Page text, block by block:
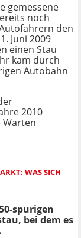
gemessene
noch
den
Juni 2009
einen Stau
kam durch
Autobahn
2010
Warten
WAS SICH B
spurigen
bei dem es